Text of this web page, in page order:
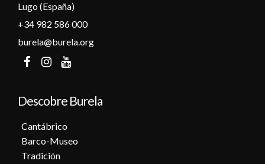
Lugo (España)
+34 982 586 000
burela@burela.org
Descobre Burela
Cantábrico
Barco-Museo
Tradición